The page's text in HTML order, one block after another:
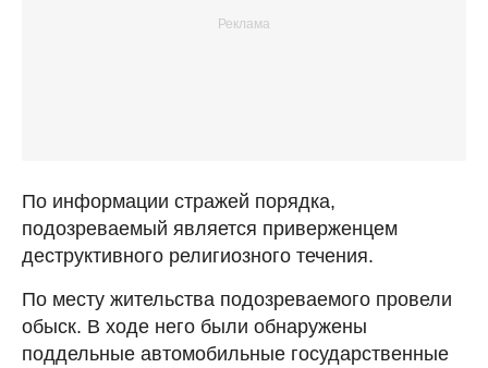
По информации стражей порядка,
подозреваемый является приверженцем
деструктивного религиозного течения.
По месту жительства подозреваемого провели
обыск. В ходе него были обнаружены
поддельные автомобильные государственные